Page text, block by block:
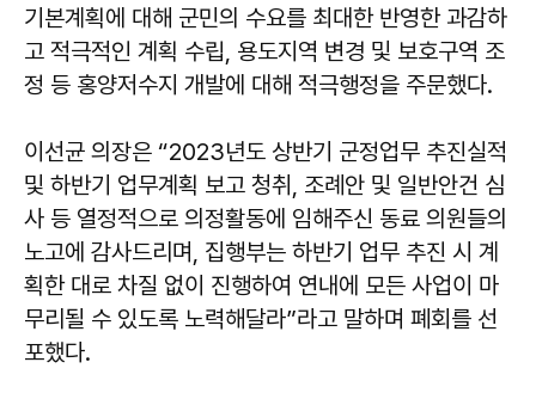
기본계획에 대해 군민의 수요를 최대한 반영한 과감하
고 적극적인 계획 수립, 용도지역 변경 및 보호구역 조
정 등 홍양저수지 개발에 대해 적극행정을 주문했다.
이선균 의장은 “2023년도 상반기 군정업무 추진실적
및 하반기 업무계획 보고 청취, 조례안 및 일반안건 심
사 등 열정적으로 의정활동에 임해주신 동료 의원들의
노고에 감사드리며, 집행부는 하반기 업무 추진 시 계
획한 대로 차질 없이 진행하여 연내에 모든 사업이 마
무리될 수 있도록 노력해달라”라고 말하며 폐회를 선
포했다.